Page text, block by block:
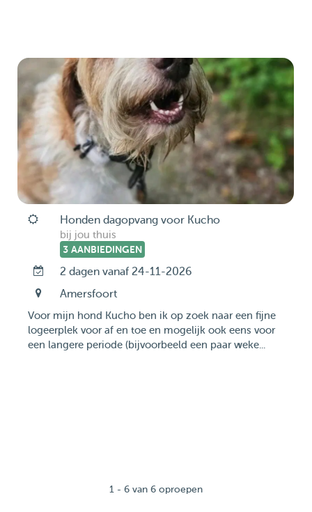
Honden dagopvang voor Kucho
bij jou thuis
3 AANBIEDINGEN
2 dagen vanaf 24-11-2026
Amersfoort
Voor mijn hond Kucho ben ik op zoek naar een fijne
logeerplek voor af en toe en mogelijk ook eens voor
een langere periode (bijvoorbeeld een paar weke...
1 - 6 van 6 oproepen